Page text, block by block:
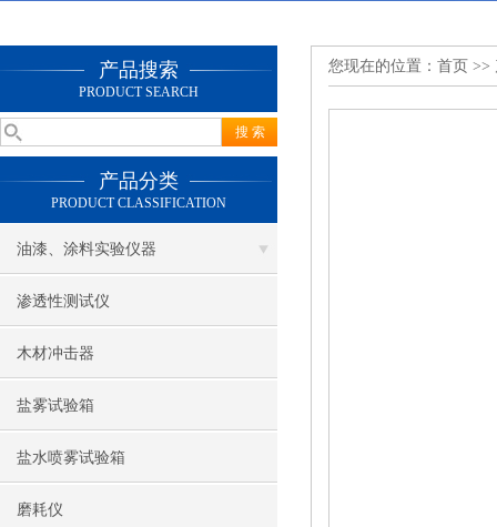
产品搜索
PRODUCT SEARCH
产品分类
PRODUCT CLASSIFICATION
油漆、涂料实验仪器
渗透性测试仪
木材冲击器
盐雾试验箱
盐水喷雾试验箱
磨耗仪
您现在的位置： 首页 >>